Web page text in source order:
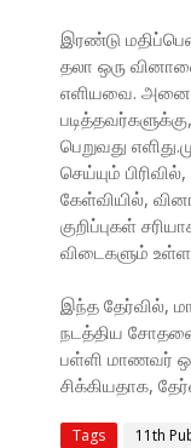
இரண்டு
தலா ஒரு
எளியவை.
பெறுவது
செய்யும்
கேள்வியில்,
குறிப்புகள்
விடைகளும்
இந்த தேர்வில்,
நடத்திய
பள்ளி மாணவர்
சிக்கியதாக,
Tags 11th